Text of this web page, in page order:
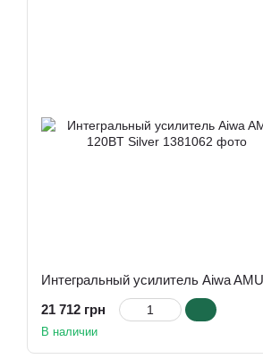
21 712 грн
В наличии